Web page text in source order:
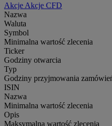
Akcje Akcje CFD
Nazwa
Waluta
Symbol
Minimalna wartość zlecenia
Ticker
Godziny otwarcia
Typ
Godziny przyjmowania
ISIN
Nazwa
Minimalna wartość zlecenia
Opis
Maksymalna wartość zlecenia